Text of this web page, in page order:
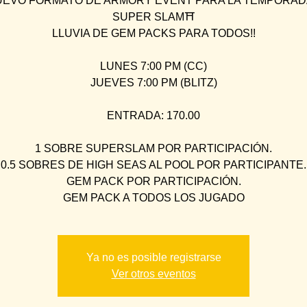
SUPER SLAM⛩
LLUVIA DE GEM PACKS PARA TODOS!!
LUNES 7:00 PM (CC)
JUEVES 7:00 PM (BLITZ)
ENTRADA: 170.00
1 SOBRE SUPERSLAM POR PARTICIPACIÓN.
0.5 SOBRES DE HIGH SEAS AL POOL POR PARTICIPANTE.
GEM PACK POR PARTICIPACIÓN.
GEM PACK A TODOS LOS JUGADO
Ya no es posible registrarse
Ver otros eventos